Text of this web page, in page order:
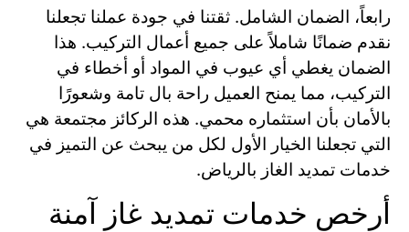
رابعاً، الضمان الشامل. ثقتنا في جودة عملنا تجعلنا
نقدم ضمانًا شاملاً على جميع أعمال التركيب. هذا
الضمان يغطي أي عيوب في المواد أو أخطاء في
التركيب، مما يمنح العميل راحة بال تامة وشعورًا
بالأمان بأن استثماره محمي. هذه الركائز مجتمعة هي
التي تجعلنا الخيار الأول لكل من يبحث عن التميز في
خدمات تمديد الغاز بالرياض.
أرخص خدمات تمديد غاز آمنة